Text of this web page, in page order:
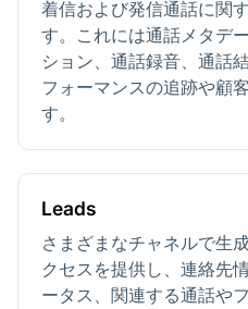
着信および発信通話に関
す。これには通話メタデ
ション、通話録音、通話
フォーマンスの追跡や顧
す。
Leads
さまざまなチャネルで生
クセスを提供し、連絡先
ータス、関連する通話や